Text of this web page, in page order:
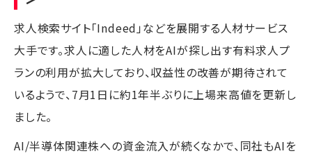
求人検索サイト「Indeed」などを展開する人材サービス
大手です。求人に適した人材をAIが探し出す有料求人プ
ランの利用が拡大しており、収益性の改善が期待されて
いるようで、7月1日に約1年半ぶりに上場来高値を更新し
ました。
AI/半導体関連株への資金流入が続くなかで、同社もAIを